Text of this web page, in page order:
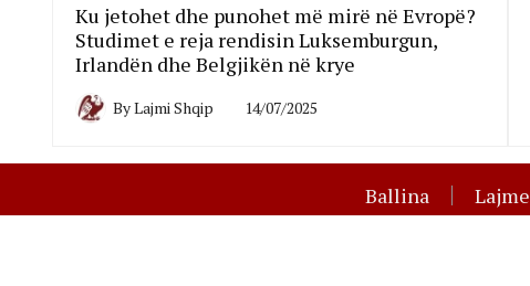
Ku jetohet dhe punohet më mirë në Evropë?
Studimet e reja rendisin Luksemburgun,
Irlandën dhe Belgjikën në krye
ByLajmi Shqip 14/07/2025
Ballina Lajme